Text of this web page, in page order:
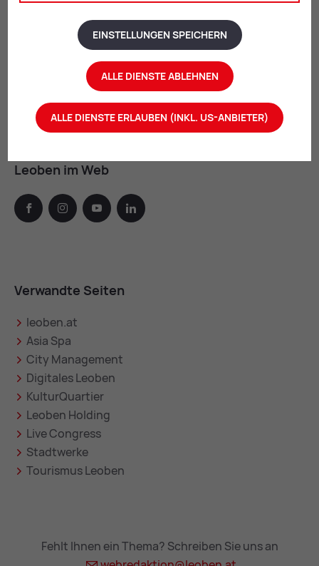
+43 3842 4062-301
musikschule@leoben.at
Öffnungszeiten:
Mo – Do: 07:30 - 12:00 Uhr
und 13:00 - 16:00 Uhr
Fr: 07:30 – 13:00 Uhr
Leoben im Web
facebook instagramyoutube linkedin
Verwandte Seiten
leoben.at
Asia Spa
City Management
Digitales Leoben
KulturQuartier
Leoben Holding
Live Congress
Stadtwerke
Tourismus Leoben
Fehlt Ihnen ein Thema? Schreiben Sie uns an
EINSTELLUNGEN SPEICHERN
ALLE DIENSTE ABLEHNEN
ALLE DIENSTE ERLAUBEN (INKL. US-ANBIETER)